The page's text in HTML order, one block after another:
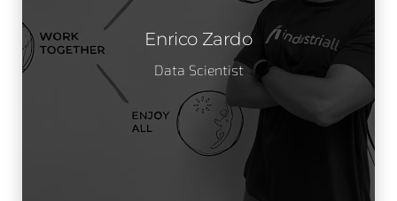
Enrico Zardo
Data Scientist